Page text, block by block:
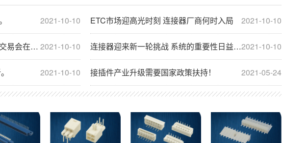
2021-10-10 2021-10-10
ETC市场迎高光时刻 连接器厂商何时入局
2021-10-10
圳开幕。 2021-10-10
连接器迎来新一轮挑战 系统的重要性日益提升
2021-10-10 2021-05-24
接插件产业升级需要国家政策扶持！